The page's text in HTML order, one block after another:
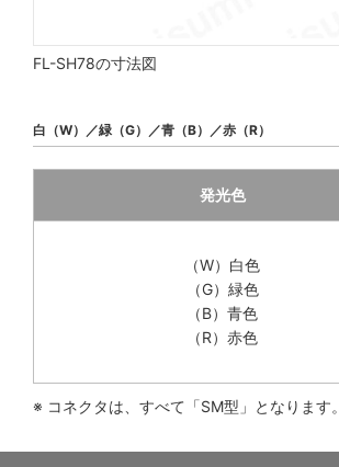
FL-SH78の寸法図
白（W）／緑（G）／青（B）／赤（R）
発光色
（W）白色
（G）緑色
（B）青色
（R）赤色
※ コネクタは、すべて「SM型」となります。